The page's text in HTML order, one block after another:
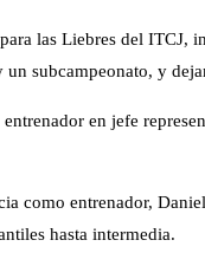
las Liebres del
subcampeonato, y
en jefe
como entrenador,
hasta intermedia.